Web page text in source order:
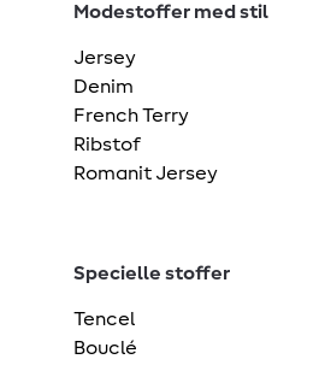
Modestoffer med stil
Jersey
Denim
French Terry
Ribstof
Romanit Jersey
Specielle stoffer
Tencel
Bouclé